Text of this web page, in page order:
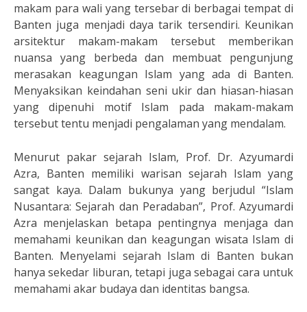
makam para wali yang tersebar di berbagai tempat di
Banten juga menjadi daya tarik tersendiri. Keunikan
arsitektur makam-makam tersebut memberikan
nuansa yang berbeda dan membuat pengunjung
merasakan keagungan Islam yang ada di Banten.
Menyaksikan keindahan seni ukir dan hiasan-hiasan
yang dipenuhi motif Islam pada makam-makam
tersebut tentu menjadi pengalaman yang mendalam.
Menurut pakar sejarah Islam, Prof. Dr. Azyumardi
Azra, Banten memiliki warisan sejarah Islam yang
sangat kaya. Dalam bukunya yang berjudul “Islam
Nusantara: Sejarah dan Peradaban”, Prof. Azyumardi
Azra menjelaskan betapa pentingnya menjaga dan
memahami keunikan dan keagungan wisata Islam di
Banten. Menyelami sejarah Islam di Banten bukan
hanya sekedar liburan, tetapi juga sebagai cara untuk
memahami akar budaya dan identitas bangsa.